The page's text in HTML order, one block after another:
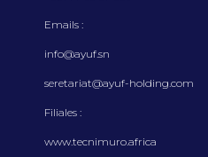
Emails :
info@ayuf.sn
seretariat@ayuf-holding.com
Filiales :
www.tecnimuro.africa